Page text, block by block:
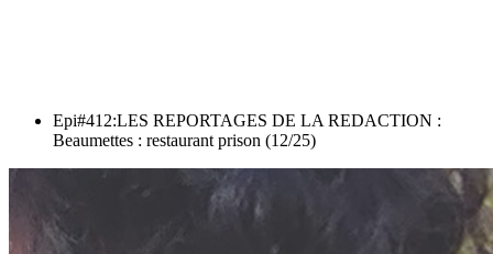
Epi#412:LES REPORTAGES DE LA REDACTION :
Beaumettes : restaurant prison (12/25)